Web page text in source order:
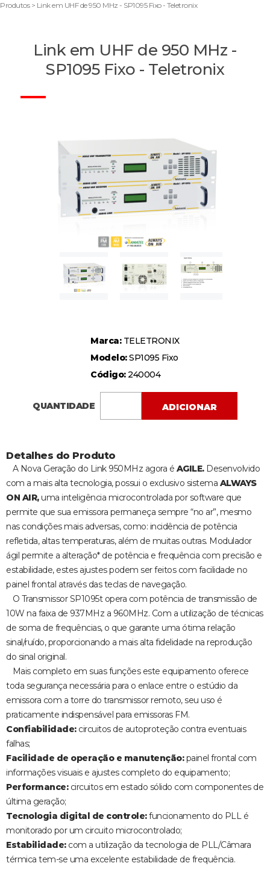
Produtos > Link em UHF de 950 MHz - SP1095 Fixo - Teletronix
Link em UHF de 950 MHz -
SP1095 Fixo - Teletronix
Marca:TELETRONIX
Modelo:SP1095 Fixo
Código:240004
QUANTIDADE ADICIONAR
Detalhes do Produto
A Nova Geração do Link 950MHz agora é AGILE.Desenvolvido
com a mais alta tecnologia, possui o exclusivo sistema ALWAYS
ON AIR,uma inteligência microcontrolada por software que
permite que sua emissora permaneça sempre “no ar”, mesmo
nas condições mais adversas, como: incidência de potência
refletida, altas temperaturas, além de muitas outras. Modulador
ágil permite a alteração* de potência e frequência com precisão e
estabilidade, estes ajustes podem ser feitos com facilidade no
painel frontal através das teclas de navegação.
O Transmissor SP1095t opera com potência de transmissão de
10W na faixa de 937MHz a 960MHz. Com a utilização de técnicas
de soma de frequências, o que garante uma ótima relação
sinal/ruído, proporcionando a mais alta fidelidade na reprodução
do sinal original.
Mais completo em suas funções este equipamento oferece
toda segurança necessária para o enlace entre o estúdio da
emissora com a torre do transmissor remoto, seu uso é
praticamente indispensável para emissoras FM.
Confiabilidade:circuitos de autoproteção contra eventuais
falhas;
Facilidade de operação e manutenção:painel frontal com
informações visuais e ajustes completo do equipamento;
Performance:circuitos em estado sólido com componentes de
última geração;
Tecnologia digital de controle:funcionamento do PLL é
monitorado por um circuito microcontrolado;
Estabilidade:com a utilização da tecnologia de PLL/Câmara
térmica tem-se uma excelente estabilidade de frequência.